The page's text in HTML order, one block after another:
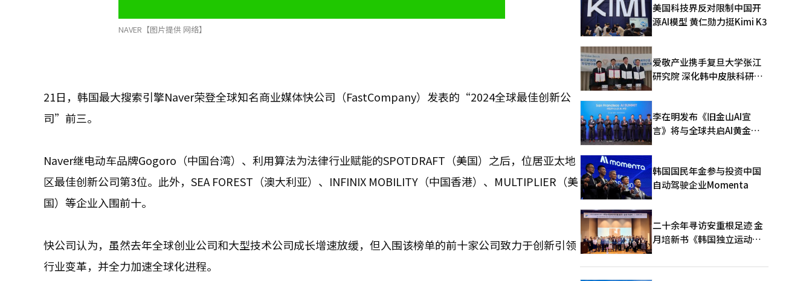
NAVER【图片提供 网络】
21日，韩国最大搜索引擎Naver荣登全球知名商业媒体快公司（FastCompany）发表的“2024全球最佳创新公
司”前三。
Naver继电动车品牌Gogoro（中国台湾）、利用算法为法律行业赋能的SPOTDRAFT（美国）之后，位居亚太地
区最佳创新公司第3位。此外，SEA FOREST（澳大利亚）、INFINIX MOBILITY（中国香港）、MULTIPLIER（美
国）等企业入围前十。
快公司认为，虽然去年全球创业公司和大型技术公司成长增速放缓，但入围该榜单的前十家公司致力于创新引领
行业变革，并全力加速全球化进程。
美国科技界反对限制中国开
源AI模型 黄仁勋力挺Kimi K3
爱敬产业携手复旦大学张江
研究院 深化韩中皮肤科研合
李在明发布《旧金山AI宣
言》将与全球共启AI黄金时
韩国国民年金参与投资中国
自动驾驶企业Momenta
二十余年寻访安重根足迹 金
月培新书《韩国独立运动圣
版